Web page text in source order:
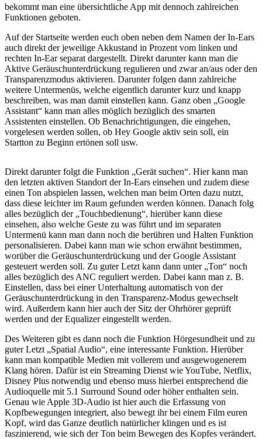
bekommt man eine übersichtliche App mit dennoch zahlreichen
Funktionen geboten.
Auf der Startseite werden euch oben neben dem Namen der In-Ears
auch direkt der jeweilige Akkustand in Prozent vom linken und
rechten In-Ear separat dargestellt. Direkt darunter kann man die
Aktive Geräuschunterdrückung regulieren und zwar an/aus oder den
Transparenzmodus aktivieren. Darunter folgen dann zahlreiche
weitere Untermenüs, welche eigentlich darunter kurz und knapp
beschreiben, was man damit einstellen kann. Ganz oben „Google
Assistant“ kann man alles möglich bezüglich des smarten
Assistenten einstellen. Ob Benachrichtigungen, die eingehen,
vorgelesen werden sollen, ob Hey Google aktiv sein soll, ein
Startton zu Beginn ertönen soll usw.
Direkt darunter folgt die Funktion „Gerät suchen“. Hier kann man
den letzten aktiven Standort der In-Ears einsehen und zudem diese
einen Ton abspielen lassen, welchen man beim Orten dazu nutzt,
dass diese leichter im Raum gefunden werden können. Danach folg
alles bezüglich der „Touchbedienung“, hierüber kann diese
einsehen, also welche Geste zu was führt und im separaten
Untermenü kann man dann noch die berühren und Halten Funktion
personalisieren. Dabei kann man wie schon erwähnt bestimmen,
worüber die Geräuschunterdrückung und der Google Assistant
gesteuert werden soll. Zu guter Letzt kann dann unter „Ton“ noch
alles bezüglich des ANC reguliert werden. Dabei kann man z. B.
Einstellen, dass bei einer Unterhaltung automatisch von der
Geräuschunterdrückung in den Transparenz-Modus gewechselt
wird. Außerdem kann hier auch der Sitz der Ohrhörer geprüft
werden und der Equalizer eingestellt werden.
Des Weiteren gibt es dann noch die Funktion Hörgesundheit und zu
guter Letzt „Spatial Audio“, eine interessante Funktion. Hierüber
kann man kompatible Medien mit vollerem und ausgewogenerem
Klang hören. Dafür ist ein Streaming Dienst wie YouTube, Netflix,
Disney Plus notwendig und ebenso muss hierbei entsprechend die
Audioquelle mit 5.1 Surround Sound oder höher enthalten sein.
Genau wie Apple 3D-Audio ist hier auch die Erfassung von
Kopfbewegungen integriert, also bewegt ihr bei einem Film euren
Kopf, wird das Ganze deutlich natürlicher klingen und es ist
faszinierend, wie sich der Ton beim Bewegen des Kopfes verändert.